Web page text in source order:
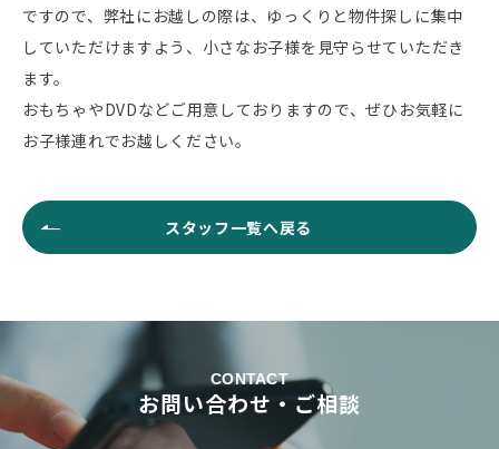
ですので、弊社にお越しの際は、ゆっくりと物件探しに集中
していただけますよう、小さなお子様を見守らせていただき
ます。
おもちゃやDVDなどご用意しておりますので、ぜひお気軽に
お子様連れでお越しください。
スタッフ一覧へ戻る
CONTACT
お問い合わせ・ご相談